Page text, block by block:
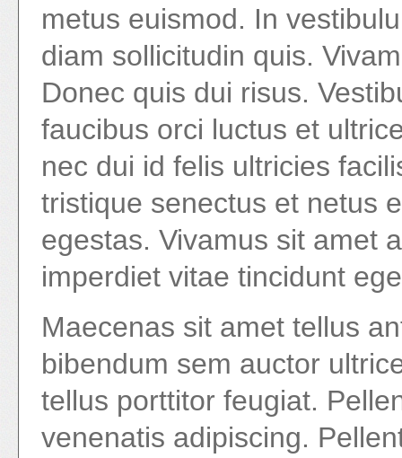
metus euismod. In
diam sollicitudin quis.
Donec quis dui risus.
faucibus orci luctus et
nec dui id felis ultricies
tristique senectus et netus
egestas. Vivamus sit amet
imperdiet vitae tincidunt
Maecenas sit amet tellus
bibendum sem auctor
tellus porttitor feugiat.
venenatis adipiscing.